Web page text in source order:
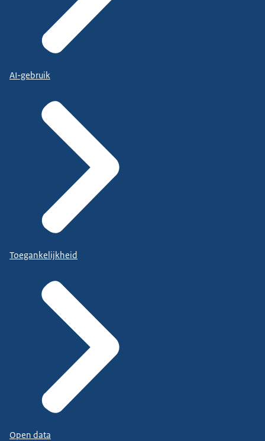
AI-gebruik
Toegankelijkheid
Open data